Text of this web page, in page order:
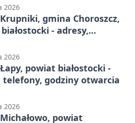
2026
gmina Choroszcz,
- adresy,
2026
powiat białostocki -
telefony, godziny otwarcia
2026
powiat